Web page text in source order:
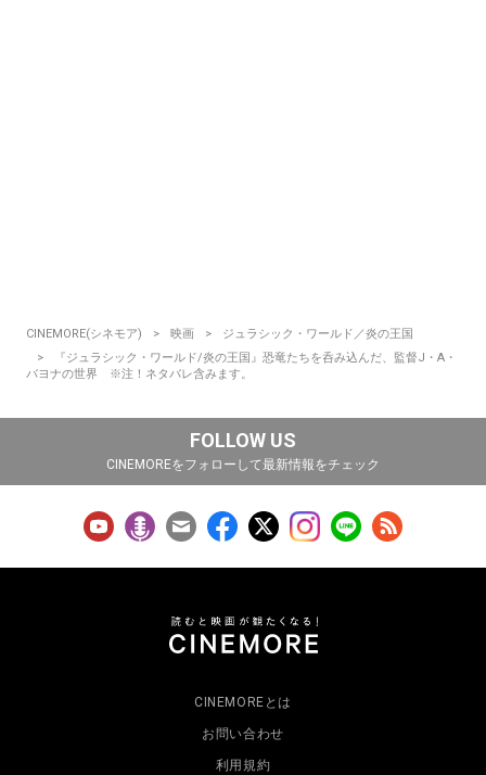
CINEMORE(シネモア) 映画
ジュラシック・ワールド／炎の王国
『ジュラシック・ワールド/炎の王国』恐竜たちを呑み込んだ、監督J・A・
バヨナの世界 ※注！ネタバレ含みます。
FOLLOW US
CINEMOREをフォローして最新情報をチェック
CINEMOREとは
お問い合わせ
利用規約